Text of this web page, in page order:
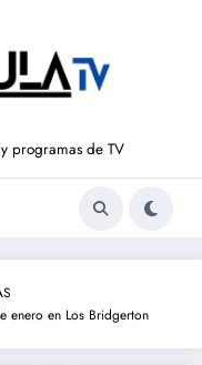
programas de TV
enero en Los Bridgerton